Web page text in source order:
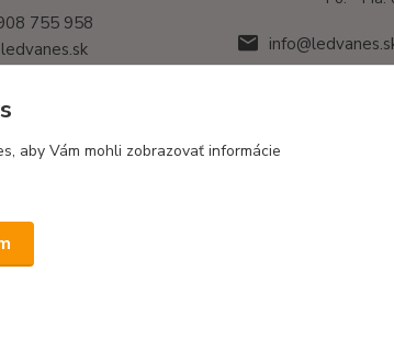
755 958
aby Vám mohli zobrazovať informácie